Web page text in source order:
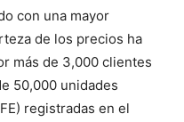
con una mayor
de los precios ha
más de 3,000 clientes
50,000 unidades
registradas en el